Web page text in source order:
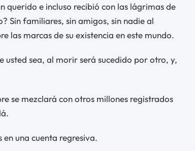
querido e incluso recibió con las lágrimas de
Sin familiares, sin amigos, sin nadie al
las marcas de su existencia en este mundo.
sea, al morir será sucedido por otro, y,
se mezclará con otros millones registrados
una cuenta regresiva.